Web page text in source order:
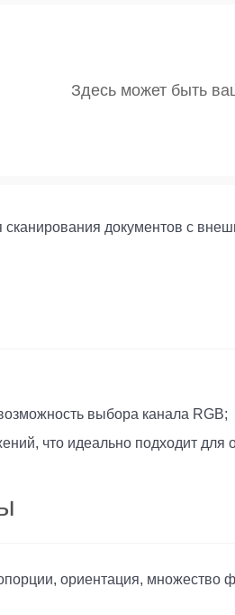
документов с
выбора канала RGB;
что идеально подходит для
ориентация, множество